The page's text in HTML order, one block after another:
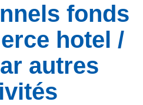
fonds
hotel /
autres